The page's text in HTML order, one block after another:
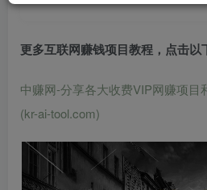
更多互联网赚钱项目教程，点击以
中赚网-分享各大收费VIP网赚项目
(kr-ai-tool.com)